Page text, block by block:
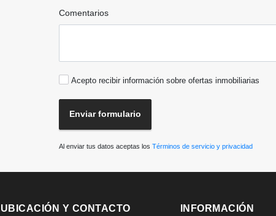
Comentarios
Acepto recibir información sobre ofertas inmobiliarias
Enviar formulario
Al enviar tus datos aceptas los Términos de servicio y privacidad
UBICACIÓN Y CONTACTO INFORMACIÓN